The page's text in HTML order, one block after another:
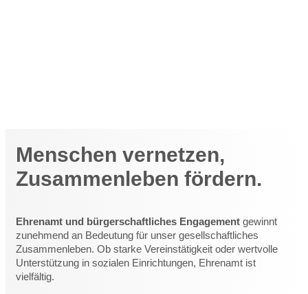
Menschen vernetzen,
Zusammenleben fördern.
Ehrenamt und bürgerschaftliches Engagement gewinnt
zunehmend an Bedeutung für unser gesellschaftliches
Zusammenleben. Ob starke Vereinstätigkeit oder wertvolle
Unterstützung in sozialen Einrichtungen, Ehrenamt ist
vielfältig.